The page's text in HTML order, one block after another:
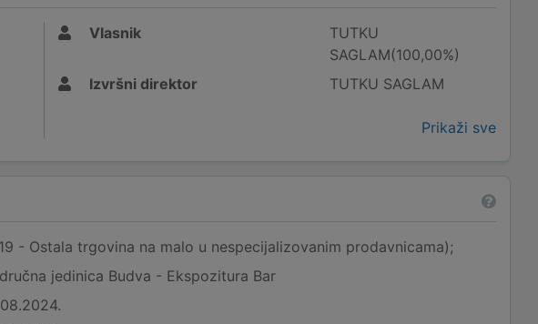
Vlasnik
TUTKU
SAGLAM(100,00%)
Izvršni direktor
TUTKU SAGLAM
Prikaži sve
- Ostala trgovina na malo u nespecijalizovanim prodavnicama);
jedinica Budva - Ekspozitura Bar